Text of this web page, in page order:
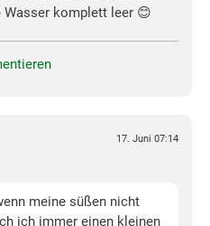
komplett leer 😊
17. Juni 07:14
meine süßen nicht
ich immer einen kleinen